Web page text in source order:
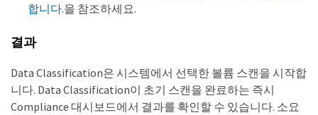
합니다.을 참조하세요.
결과
Data Classification은 시스템에서 선택한 볼륨 스캔을 시작합
니다. Data Classification이 초기 스캔을 완료하는 즉시
Compliance 대시보드에서 결과를 확인할 수 있습니다. 소요